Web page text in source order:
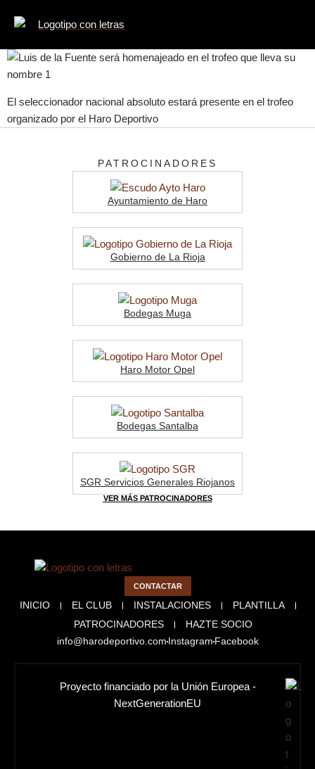
El seleccionador nacional absoluto estará presente en el trofeo
organizado por el Haro Deportivo
PATROCINADORES
Ayuntamiento de Haro
Gobierno de La Rioja
Bodegas Muga
Haro Motor Opel
Bodegas Santalba
SGR Servicios Generales Riojanos
VER MÁS PATROCINADORES
CONTACTAR
INICIO EL CLUB INSTALACIONES
PLANTILLA
PATROCINADORES
HAZTE SOCIO
info@harodeportivo.comInstagramFacebook
Proyecto financiado por la Unión Europea -
NextGenerationEU